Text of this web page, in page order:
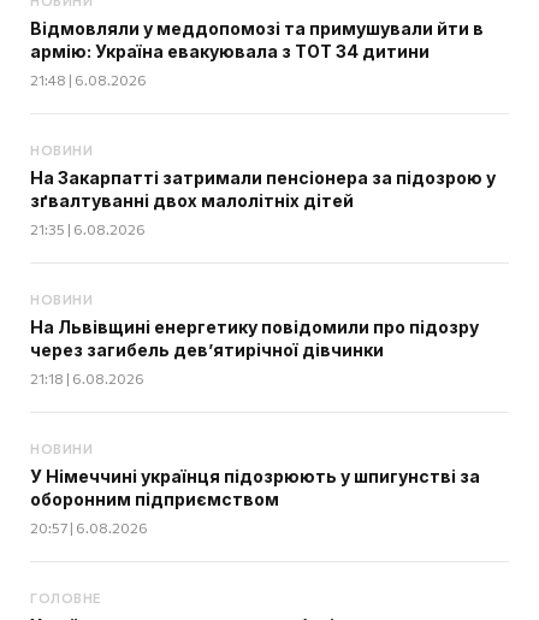
Відмовляли у меддопомозі та примушували йти в
армію: Україна евакуювала з ТОТ 34 дитини
21:48 | 6.08.2026
НОВИНИ
На Закарпатті затримали пенсіонера за підозрою у
зґвалтуванні двох малолітніх дітей
21:35 | 6.08.2026
НОВИНИ
На Львівщині енергетику повідомили про підозру
через загибель дев’ятирічної дівчинки
21:18 | 6.08.2026
НОВИНИ
У Німеччині українця підозрюють у шпигунстві за
оборонним підприємством
20:57 | 6.08.2026
ГОЛОВНЕ